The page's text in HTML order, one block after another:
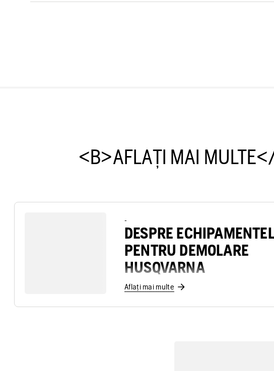
<B>AFLAȚI MAI
-
DESPRE
PENTRU DEMOLARE
HUSQVARNA
Aflați mai multe